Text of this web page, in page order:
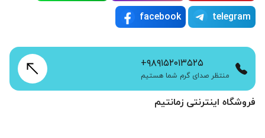
فروشگاه اینترنتی زمانتیم
telegram
facebook
+۹۸۹۱۵۲۰۱۳۵۲۵
منتظر صدای گرم شما هستیم